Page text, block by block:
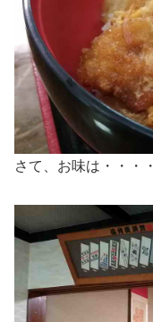
さて、お味は・・・・